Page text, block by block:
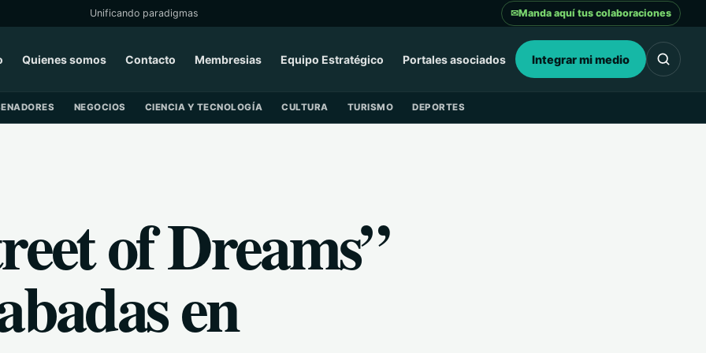
Unificando paradigmas ✉Manda aquí tus colaboraciones
Quienes somos Contacto Membresias Equipo Estratégico Portales asociados Integrar mi medio
NEGOCIOS CIENCIA Y TECNOLOGÍA CULTURA TURISMO DEPORTES
of Dreams”
en